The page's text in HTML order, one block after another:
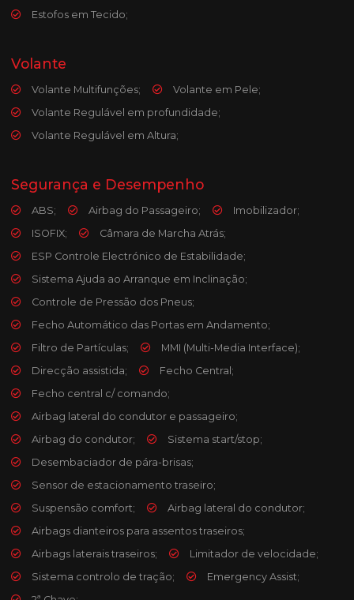
Estofos em Tecido;
Volante
Volante Multifunções;
Volante em Pele;
Volante Regulável em profundidade;
Volante Regulável em Altura;
Segurança e Desempenho
ABS; Airbag do Passageiro;
Imobilizador;
ISOFIX;
Câmara de Marcha Atrás;
ESP Controle Electrónico de Estabilidade;
Sistema Ajuda ao Arranque em Inclinação;
Controle de Pressão dos Pneus;
Fecho Automático das Portas em Andamento;
Filtro de Partículas;
MMI (Multi-Media Interface);
Direcção assistida;
Fecho Central;
Fecho central c/ comando;
Airbag lateral do condutor e passageiro;
Airbag do condutor;
Sistema start/stop;
Desembaciador de pára-brisas;
Sensor de estacionamento traseiro;
Suspensão comfort;
Airbag lateral do condutor;
Airbags dianteiros para assentos traseiros;
Airbags laterais traseiros;
Limitador de velocidade;
Sistema controlo de tração;
Emergency Assist;